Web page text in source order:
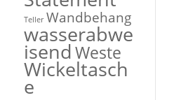
Teller Wandbehang
wasserabwe
isendWeste
Wickeltasch
e